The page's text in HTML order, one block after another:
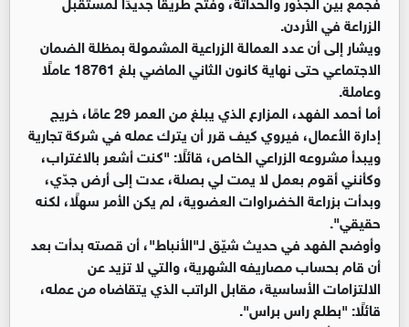
الزراعة في الأردن.
ويشار إلى أن عدد العمالة الزراعية المشمولة بمظلة الضمان
الاجتماعي حتى نهاية كانون الثاني الماضي بلغ 18761 عاملًا
وعاملة.
أما أحمد الفهد، المزارع الذي يبلغ من العمر 29 عامًا، خريج
إدارة الأعمال، فيروي كيف قرر أن يترك عمله في شركة تجارية
ويبدأ مشروعه الزراعي الخاص، قائلًا: "كنت أشعر بالاغتراب،
وكأنني أقوم بعمل لا يمت لي بصلة، عدت إلى أرض جدّي،
وبدأت بزراعة الخضراوات العضوية، لم يكن الأمر سهلًا، لكنه
حقيقي".
وأوضح الفهد في حديث شيّق لـ"الأنباط"، أن قصته بدأت بعد
أن قام بحساب مصاريفه الشهرية، والتي لا تزيد عن
الالتزامات الأساسية، مقابل الراتب الذي يتقاضاه من عمله،
قائلًا: "بطلع راس براس".